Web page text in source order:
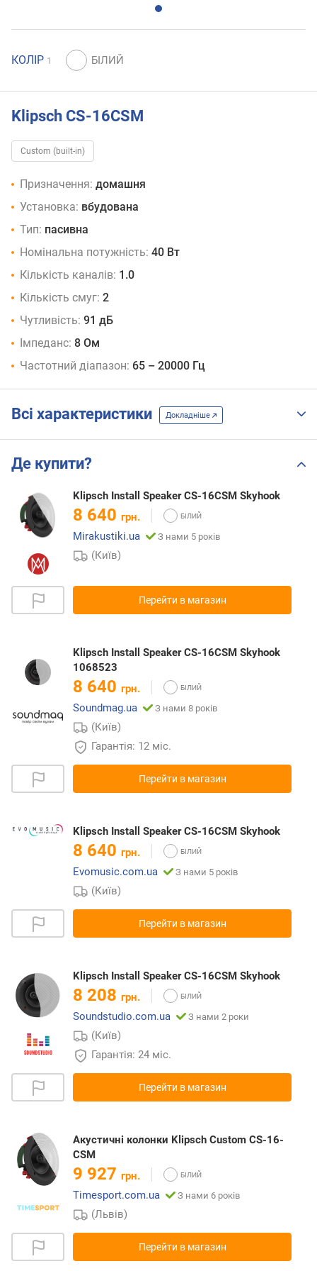
КОЛІР 1
Klipsch CS-16CSM
Custom (built-in)
Призначення: домашня
Установка: вбудована
Тип: пасивна
Номінальна потужність: 40 Вт
Кількість каналів: 1.0
Кількість смуг: 2
Чутливість: 91 дБ
Імпеданс: 8 Ом
Частотний діапазон: 65 – 20000 Гц
Всі характеристики Докладніше
Де купити?
Klipsch Install Speaker CS-16CSM Skyhook
8 640 грн.
Mirakustiki.ua
З нами 5 років
(Київ)
Перейти в магазин
Klipsch Install Speaker CS-16CSM Skyhook
1068523
8 640 грн.
Soundmag.ua
З нами 8 років
(Київ)
Гарантія: 12 міс.
Перейти в магазин
Klipsch Install Speaker CS-16CSM Skyhook
8 640 грн.
Evomusic.com.ua
З нами 5 років
(Київ)
Перейти в магазин
Klipsch Install Speaker CS-16CSM Skyhook
8 208 грн.
Soundstudio.com.ua
З нами 2 роки
(Київ)
Гарантія: 24 міс.
Перейти в магазин
Акустичні колонки Klipsch Custom CS-16-
CSM
9 927 грн.
Timesport.com.ua
З нами 6 років
(Львів)
Перейти в магазин